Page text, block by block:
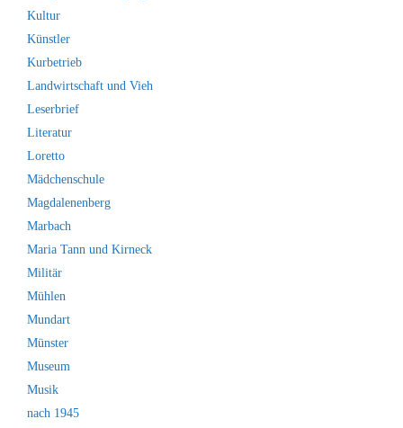
Kultur
Künstler
Kurbetrieb
Landwirtschaft und Vieh
Leserbrief
Literatur
Loretto
Mädchenschule
Magdalenenberg
Marbach
Maria Tann und Kirneck
Militär
Mühlen
Mundart
Münster
Museum
Musik
nach 1945